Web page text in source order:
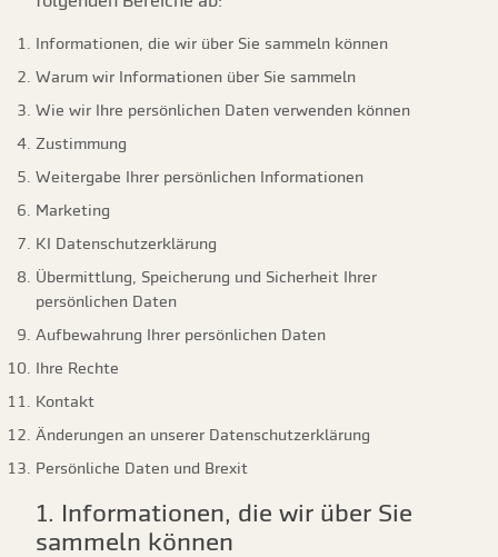
Informationen, die wir über Sie sammeln können
Warum wir Informationen über Sie sammeln
Wie wir Ihre persönlichen Daten verwenden können
Zustimmung
Weitergabe Ihrer persönlichen Informationen
Marketing
KI Datenschutzerklärung
Übermittlung, Speicherung und Sicherheit Ihrer
persönlichen Daten
Aufbewahrung Ihrer persönlichen Daten
Ihre Rechte
Kontakt
Änderungen an unserer Datenschutzerklärung
Persönliche Daten und Brexit
1. Informationen, die wir über Sie
sammeln können